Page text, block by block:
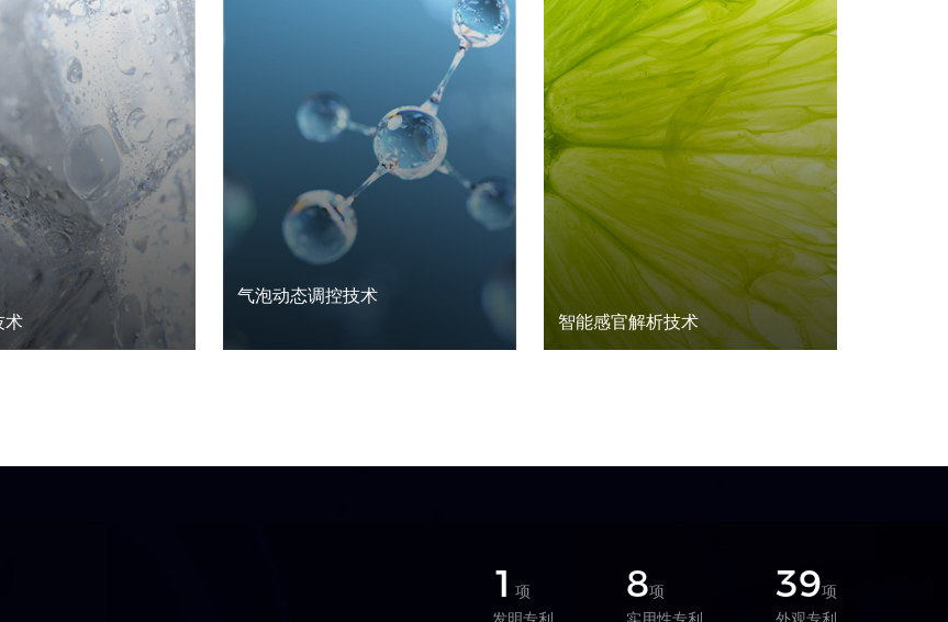
术
气泡动态调控技术
智能感官解析技术
1项
发明专利
8项
实用性专利
39项
外观专利